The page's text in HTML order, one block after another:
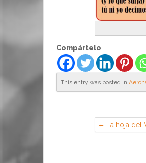
Compártelo
This entry was posted in
La hoja del
(CGT en